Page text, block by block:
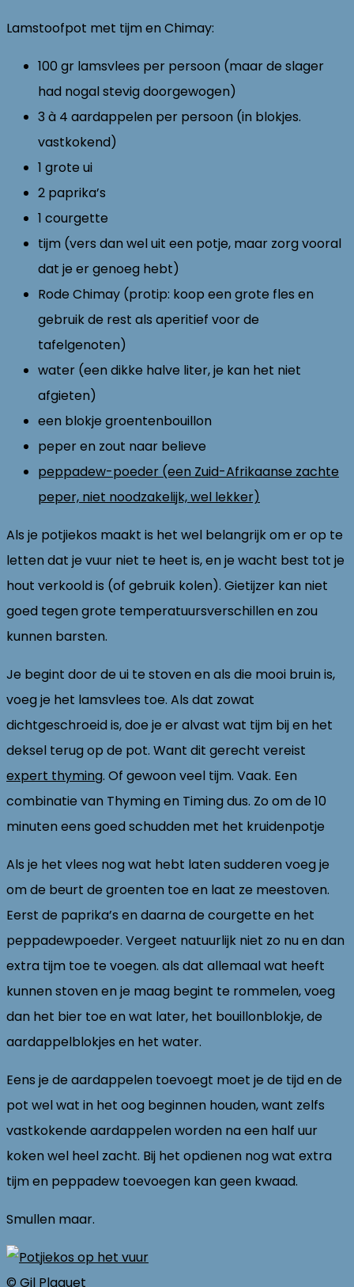
Lamstoofpot met tijm en Chimay:
100 gr lamsvlees per persoon (maar de slager
had nogal stevig doorgewogen)
3 à 4 aardappelen per persoon (in blokjes.
vastkokend)
1 grote ui
2 paprika’s
1 courgette
tijm (vers dan wel uit een potje, maar zorg vooral
dat je er genoeg hebt)
Rode Chimay (protip: koop een grote fles en
gebruik de rest als aperitief voor de
tafelgenoten)
water (een dikke halve liter, je kan het niet
afgieten)
een blokje groentenbouillon
peper en zout naar believe
peppadew-poeder (een Zuid-Afrikaanse zachte
peper, niet noodzakelijk, wel lekker)
Als je potjiekos maakt is het wel belangrijk om er op te
letten dat je vuur niet te heet is, en je wacht best tot je
hout verkoold is (of gebruik kolen). Gietijzer kan niet
goed tegen grote temperatuursverschillen en zou
kunnen barsten.
Je begint door de ui te stoven en als die mooi bruin is,
voeg je het lamsvlees toe. Als dat zowat
dichtgeschroeid is, doe je er alvast wat tijm bij en het
deksel terug op de pot. Want dit gerecht vereist
expert thyming. Of gewoon veel tijm. Vaak. Een
combinatie van Thyming en Timing dus. Zo om de 10
minuten eens goed schudden met het kruidenpotje
Als je het vlees nog wat hebt laten sudderen voeg je
om de beurt de groenten toe en laat ze meestoven.
Eerst de paprika’s en daarna de courgette en het
peppadewpoeder. Vergeet natuurlijk niet zo nu en dan
extra tijm toe te voegen. als dat allemaal wat heeft
kunnen stoven en je maag begint te rommelen, voeg
dan het bier toe en wat later, het bouillonblokje, de
aardappelblokjes en het water.
Eens je de aardappelen toevoegt moet je de tijd en de
pot wel wat in het oog beginnen houden, want zelfs
vastkokende aardappelen worden na een half uur
koken wel heel zacht. Bij het opdienen nog wat extra
tijm en peppadew toevoegen kan geen kwaad.
Smullen maar.
© Gil Plaquet